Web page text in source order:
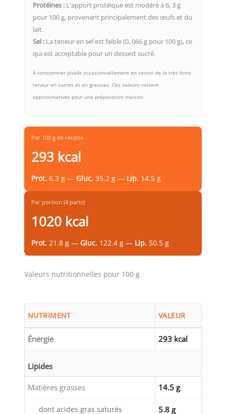
Protéines : L'apport protéique est modéré à 6, 3 g
pour 100 g, provenant principalement des œufs et du
lait.
Sel : La teneur en sel est faible (0, 066 g pour 100 g), ce
qui est acceptable pour un dessert sucré.
À consommer plutôt occasionnellement en raison de la très forte
teneur en sucres et en graisses. Ces valeurs restent
approximatives pour une préparation maison.
Par 100 g de recette
293 kcal
Prot. 6.3 g — Gluc. 35.2 g — Lip. 14.5 g
Par portion (4 parts)
1020 kcal
Prot. 21.8 g — Gluc. 122.4 g — Lip. 50.5 g
Valeurs nutritionnelles pour 100 g
NUTRIMENT VALEUR
Énergie 293 kcal
Lipides
Matières grasses 14.5 g
dont acides gras saturés 5.8 g